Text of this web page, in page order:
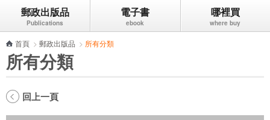
跳到主要內容區塊
郵政出版品 電子書 哪裡買
首頁 > 郵政出版品 > 所有分類
所有分類
回上一頁